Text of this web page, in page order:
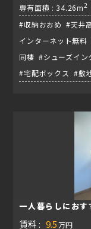
専有面積 : 34.26m2
#収納おおめ #天井
インターネット無
同棲 #シューズイ
#宅配ボックス #敷
賃料 : 9.5 万円